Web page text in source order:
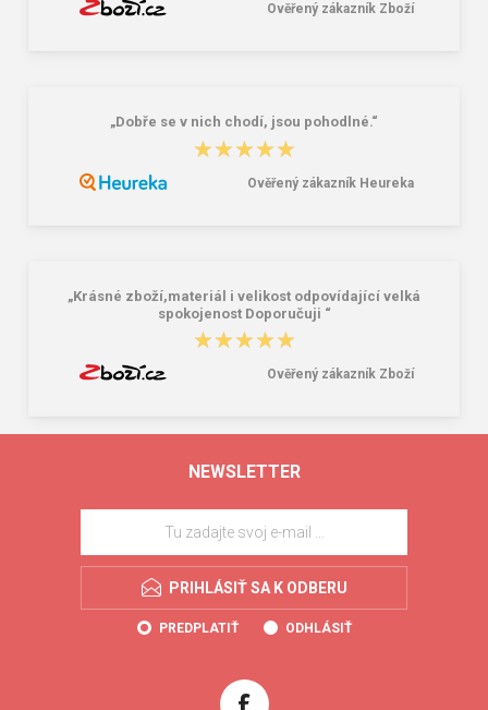
Ověřený zákazník Zboží
„Dobře se v nich chodí, jsou pohodlné.“
★★★★★
★★★★★
Ověřený zákazník Heureka
„Krásné zboží,materiál i velikost odpovídající velká
spokojenost Doporučuji “
★★★★★
★★★★★
Ověřený zákazník Zboží
NEWSLETTER
PRIHLÁSIŤ SA K ODBERU
PREDPLATIŤ ODHLÁSIŤ